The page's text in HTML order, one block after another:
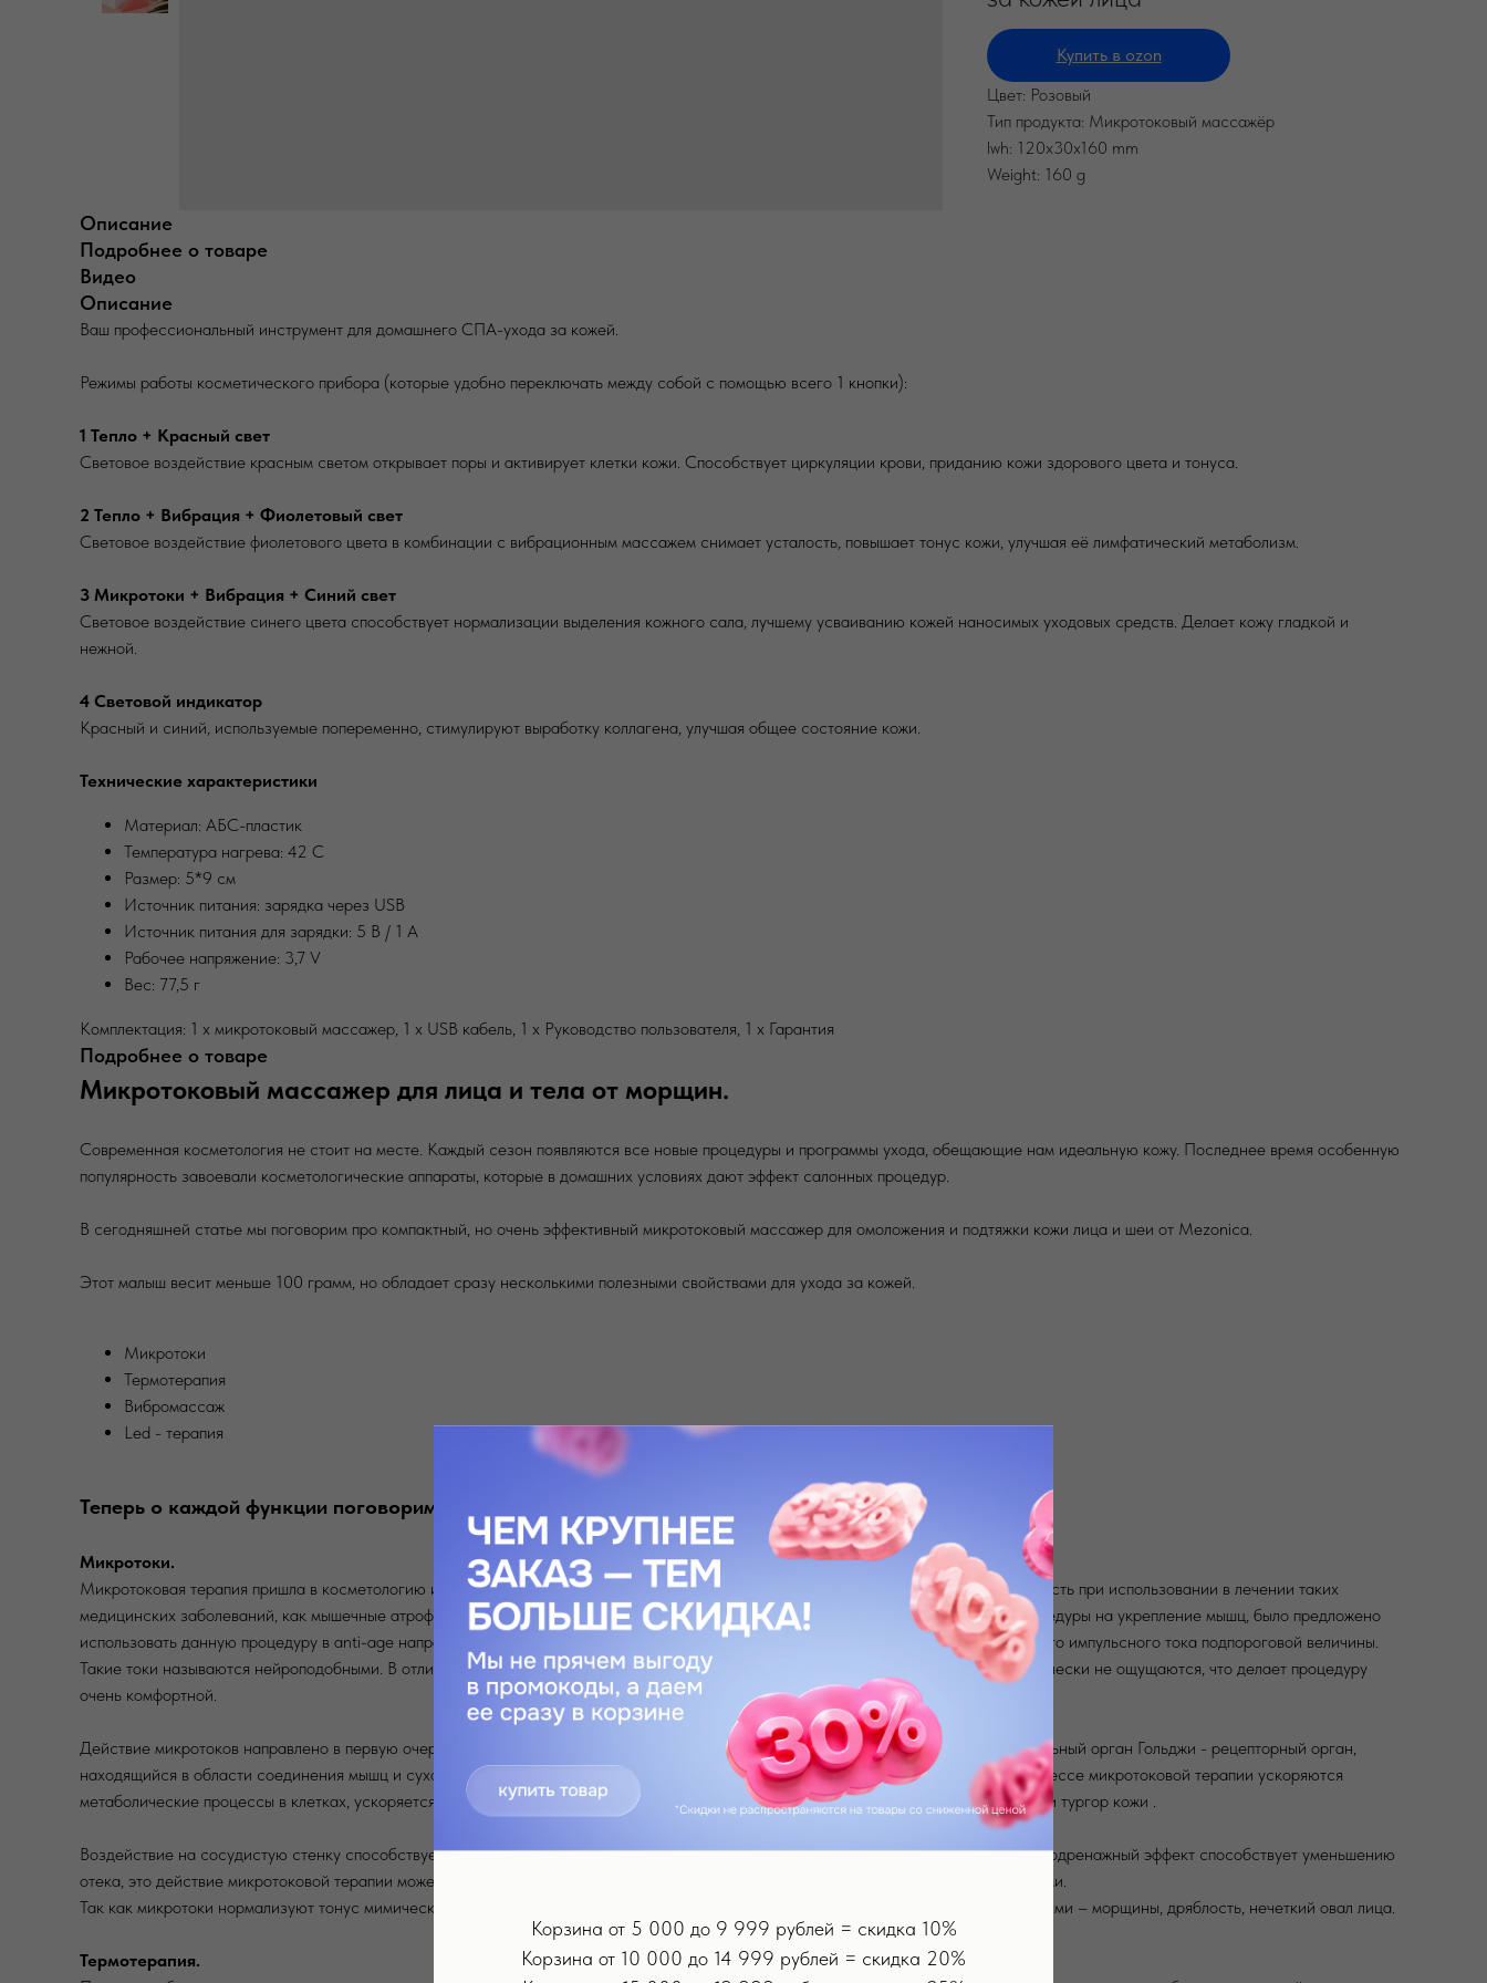
Купить в ozon
Цвет: Розовый
Тип продукта: Микротоковый массажёр
lwh: 120x30x160 mm
Weight: 160 g
Описание
Подробнее о товаре
Видео
Описание
Ваш профессиональный инструмент для домашнего СПА-ухода за кожей.
Режимы работы косметического прибора (которые удобно переключать между собой с помощью всего 1 кнопки):
1 Тепло + Красный свет
Световое воздействие красным светом открывает поры и активирует клетки кожи. Способствует циркуляции крови, приданию кожи здорового цвета и тонуса.
2 Тепло + Вибрация + Фиолетовый свет
Световое воздействие фиолетового цвета в комбинации с вибрационным массажем снимает усталость, повышает тонус кожи, улучшая её лимфатический метаболизм.
3 Микротоки + Вибрация + Синий свет
Световое воздействие синего цвета способствует нормализации выделения кожного сала, лучшему усваиванию кожей наносимых уходовых средств. Делает кожу гладкой и
нежной.
4 Световой индикатор
Красный и синий, используемые попеременно, стимулируют выработку коллагена, улучшая общее состояние кожи.
Технические характеристики
Материал: АБС-пластик
Температура нагрева: 42 С
Размер: 5*9 см
Источник питания: зарядка через USB
Источник питания для зарядки: 5 В / 1 А
Рабочее напряжение: 3,7 V
Вес: 77,5 г
Комплектация: 1 х микротоковый массажер, 1 х USB кабель, 1 х Руководство пользователя, 1 х Гарантия
Подробнее о товаре
Микротоковый массажер для лица и тела от морщин.
Современная косметология не стоит на месте. Каждый сезон появляются все новые процедуры и программы ухода, обещающие нам идеальную кожу. Последнее время особенную
популярность завоевали косметологические аппараты, которые в домашних условиях дают эффект салонных процедур.
В сегодняшней статье мы поговорим про компактный, но очень эффективный микротоковый массажер для омоложения и подтяжки кожи лица и шеи от Mezonica.
Этот малыш весит меньше 100 грамм, но обладает сразу несколькими полезными свойствами для ухода за кожей.
Микротоки
Термотерапия
Вибромассаж
Led - терапия
Теперь о каждой функции поговорим подробнее.
Микротоки.
Микротоковая терапия пришла в косметологию из физиотерапии. Она была запатентована еще в 1980 и доказала свою эффективность при использовании в лечении таких
медицинских заболеваний, как мышечные атрофии и параличи. После того как врачи заметили положительное влияние данной процедуры на укрепление мышц, было предложено
использовать данную процедуру в anti-age направлении. Основным принципом действия микротоков является использование слабого импульсного тока подпороговой величины.
Такие токи называются нейроподобными. В отличие от электромиостимуляции они не вызывают сокращение мышц и поэтому практически не ощущаются, что делает процедуру
очень комфортной.
Действие микротоков направлено в первую очередь на клетки эпидермиса и дермы, кровеносные и лимфатические сосуды, сухожильный орган Гольджи - рецепторный орган,
находящийся в области соединения мышц и сухожилий, и принимающий участие в сокращении и расслаблении миофибрилл. В процессе микротоковой терапии ускоряются
метаболические процессы в клетках, ускоряется синтез белковых структур – коллагена и эластина, которые отвечают за плотность и тургор кожи .
Воздействие на сосудистую стенку способствует улучшению микроциркуляции, что положительно сказывается на цвете кожи. Лимфодренажный эффект способствует уменьшению
отека, это действие микротоковой терапии может оказаться особенно полезным для уменьшения мешков и темных кругов под глазами.
Так как микротоки нормализуют тонус мимических мышц, они нашли свое применение при работе с любыми возрастными изменениями – морщины, дряблость, нечеткий овал лица.
Термотерапия.
Корзина от 5 000 до 9 999 рублей = скидка 10%
Корзина от 10 000 до 14 999 рублей = скидка 20%